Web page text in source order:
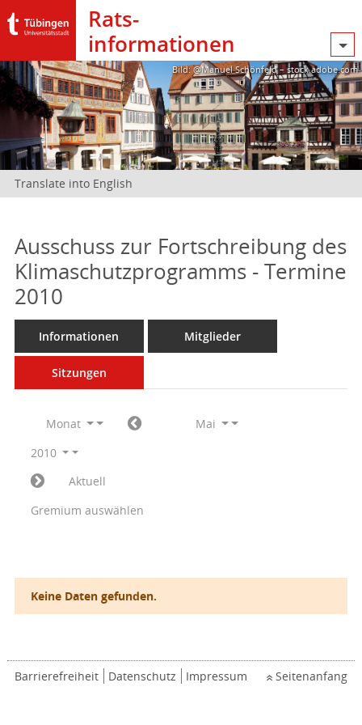
Rats­
informationen
Bild: @Manuel Schönfeld – stock.adobe.com
Translate into English
Ausschuss zur Fortschreibung des
Klimaschutzprogramms - Termine
2010
Informationen Mitglieder
Sitzungen
Monat
Mai
2010
Aktuell
Gremium auswählen
Keine Daten gefunden.
Barrierefreiheit Datenschutz Impressum Seitenanfang